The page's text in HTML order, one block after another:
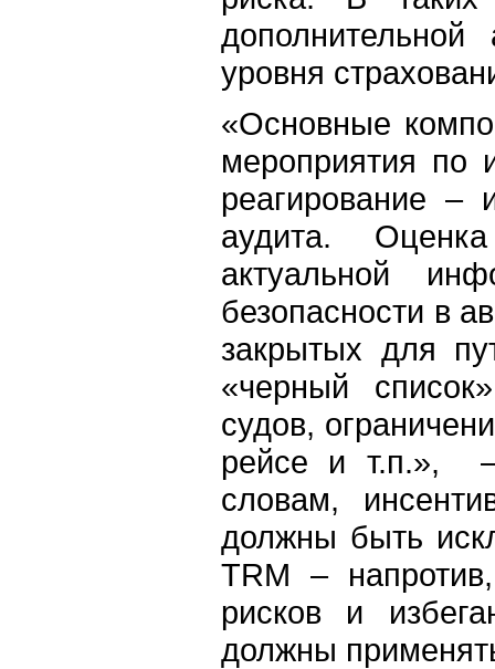
уровня
«Основные
мероприятия по
реагирование –
аудита.
актуальной
безопасности в
закрытых для
«черный
судов,
рейсе и т.п.»,
словам,
должны быть
TRM –
рисков и
должны